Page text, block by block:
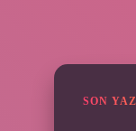
SON